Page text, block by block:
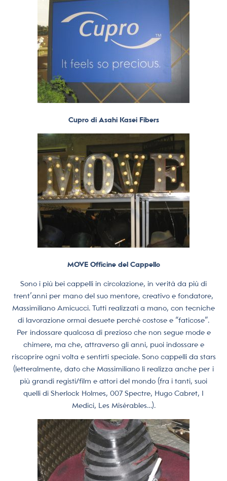
Cupro di Asahi Kasei Fibers
MOVE Officine del Cappello
Sono i più bei cappelli in circolazione, in verità da più di
trent’anni per mano del suo mentore, creativo e fondatore,
Massimiliano Amicucci. Tutti realizzati a mano, con tecniche
di lavorazione ormai desuete perché costose e “faticose”.
Per indossare qualcosa di prezioso che non segue mode e
chimere, ma che, attraverso gli anni, puoi indossare e
riscoprire ogni volta e sentirti speciale. Sono cappelli da stars
(letteralmente, dato che Massimiliano li realizza anche per i
più grandi registi/film e attori del mondo (fra i tanti, suoi
quelli di Sherlock Holmes, 007 Spectre, Hugo Cabret, I
Medici, Les Misérables…).